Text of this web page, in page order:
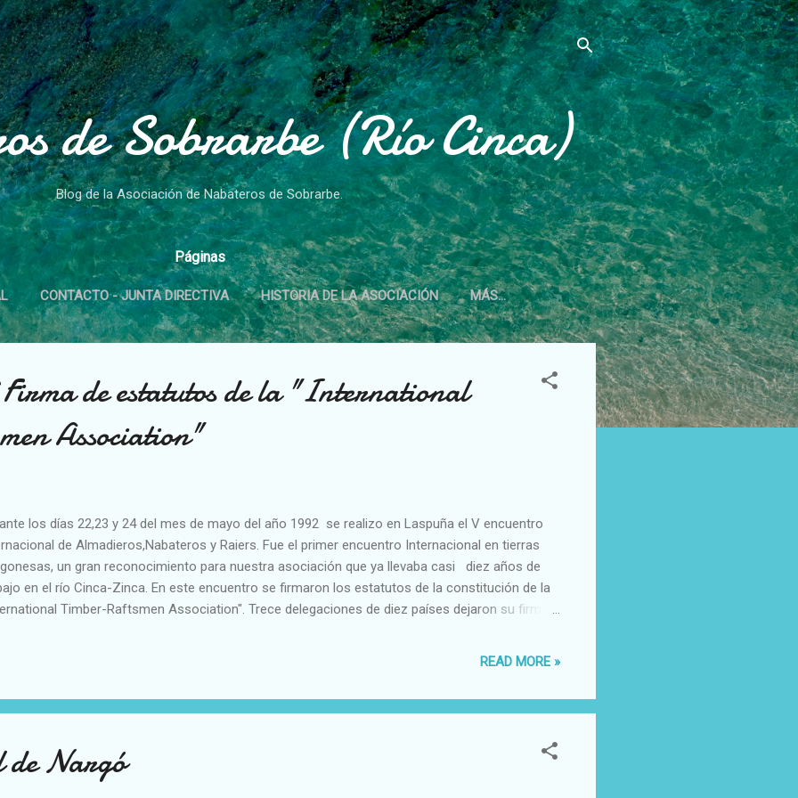
Ir al contenido principal
de Sobrarbe (Río Cinca)
Blog de la Asociación de Nabateros de Sobrarbe.
Páginas
CONTACTO - JUNTA DIRECTIVA HISTORIA DE LA ASOCIACIÓN MÁS…
de estatutos de la "International
Association"
los días 22,23 y 24 del mes de mayo del año 1992 se realizo en Laspuña el V encuentro
de Almadieros,Nabateros y Raiers. Fue el primer encuentro Internacional en tierras
un gran reconocimiento para nuestra asociación que ya llevaba casi diez años de
en el río Cinca-Zinca. En este encuentro se firmaron los estatutos de la constitución de la
Timber-Raftsmen Association". Trece delegaciones de diez países dejaron su firma
READ MORE »
de Nargó